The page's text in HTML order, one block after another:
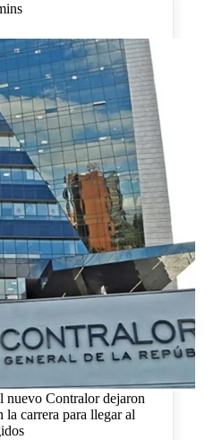
nuevo Contralor dejaron
la carrera para llegar al